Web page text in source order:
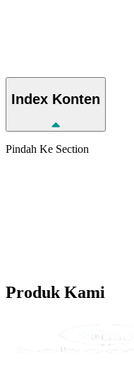
Index Konten
Pindah Ke Section
ProdukKami